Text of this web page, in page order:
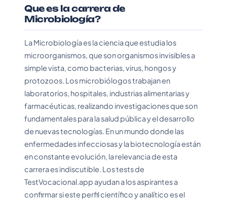
Que es la carrera de
Microbiología?
La Microbiología es la ciencia que estudia los
microorganismos, que son organismos invisibles a
simple vista, como bacterias, virus, hongos y
protozoos. Los microbiólogos trabajan en
laboratorios, hospitales, industrias alimentarias y
farmacéuticas, realizando investigaciones que son
fundamentales para la salud pública y el desarrollo
de nuevas tecnologías. En un mundo donde las
enfermedades infecciosas y la biotecnología están
en constante evolución, la relevancia de esta
carrera es indiscutible. Los tests de
TestVocacional.app ayudan a los aspirantes a
confirmar si este perfil científico y analítico es el